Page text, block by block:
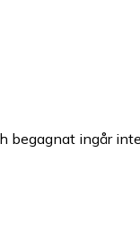
begagnat ingår